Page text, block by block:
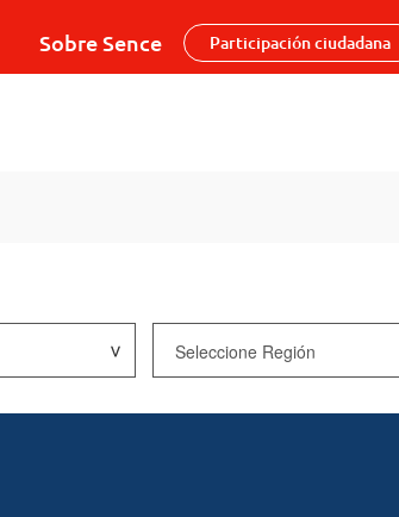
Sobre Sence Participación ciudadana